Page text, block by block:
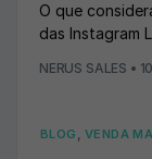
O que
das Instagram
NERUS SALES •
BLOG , VENDA